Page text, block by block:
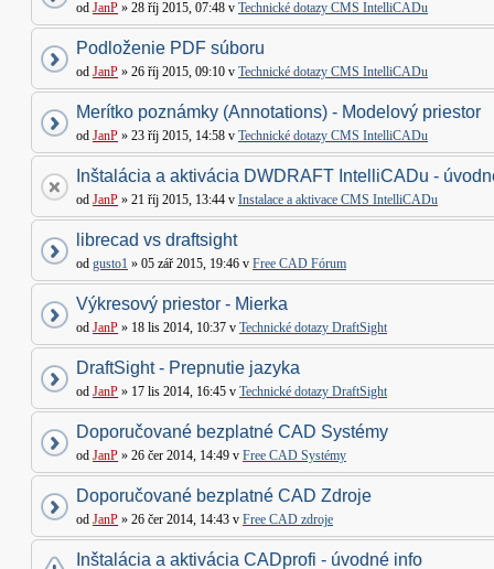
od JanP » 28 říj 2015, 07:48 v Technické dotazy CMS IntelliCADu
Podloženie PDF súboru
od JanP » 26 říj 2015, 09:10 v Technické dotazy CMS IntelliCADu
Merítko poznámky (Annotations) - Modelový priestor
od JanP » 23 říj 2015, 14:58 v Technické dotazy CMS IntelliCADu
Inštalácia a aktivácia DWDRAFT IntelliCADu -
od JanP » 21 říj 2015, 13:44 v Instalace a aktivace CMS IntelliCADu
librecad vs draftsight
od gusto1 » 05 zář 2015, 19:46 v Free CAD Fórum
Výkresový priestor - Mierka
od JanP » 18 lis 2014, 10:37 v Technické dotazy DraftSight
DraftSight - Prepnutie jazyka
od JanP » 17 lis 2014, 16:45 v Technické dotazy DraftSight
Doporučované bezplatné CAD Systémy
od JanP » 26 čer 2014, 14:49 v Free CAD Systémy
Doporučované bezplatné CAD Zdroje
od JanP » 26 čer 2014, 14:43 v Free CAD zdroje
Inštalácia a aktivácia CADprofi - úvodné info